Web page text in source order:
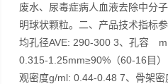
废水、尿毒症病人血液去除中分
明球状颗粒。二、产品技术指标
均孔径AVE: 290-300 3、孔容
0.315-1.25mm≥90%（60-16目
观密度g/ml: 0.44-0.48 7、骨架